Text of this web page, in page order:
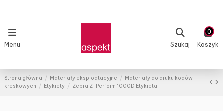
Menu Szukaj
0
Koszyk
Strona główna Materiały eksploatacyjne
Materiały do druku kodów
kreskowych
Etykiety Zebra Z-Perform 1000D Etykieta